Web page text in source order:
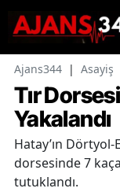
Ajans344 | Asayiş
Tır
Yakalandı
Hatay’ın
dorsesinde 7
tutuklandı.